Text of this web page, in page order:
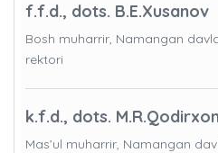
f.f.d., dots. B.E.Xusanov
Bosh muharrir, Namangan
rektori
k.f.d., dots.
Mas’ul muharrir, Namangan